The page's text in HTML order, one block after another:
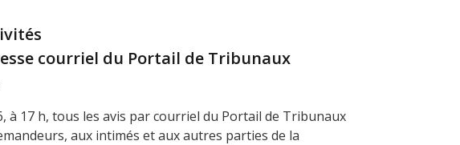
courriel du Portail de Tribunaux
à 17 h, tous les avis par courriel du Portail de Tribunaux
aux intimés et aux autres parties de la